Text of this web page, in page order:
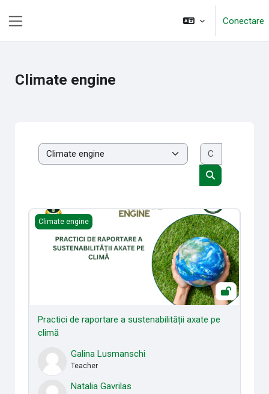
Conectare
Climate engine
Categorii curs
Caută cursuri
Practici de raportare a sustenabilității axate pe climă
Climate engine
Practici de raportare a sustenabilității axate pe
climă
Galina Lusmanschi
Teacher
Natalia Gavrilas